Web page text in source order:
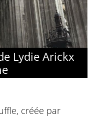
Lydie Arickx
créée par